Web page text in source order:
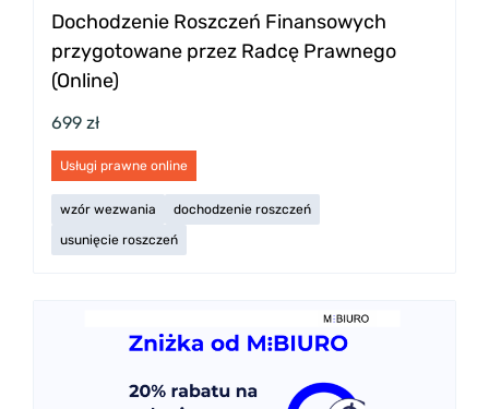
Dochodzenie Roszczeń Finansowych
przygotowane przez Radcę Prawnego
(Online)
699 zł
Usługi prawne online
wzór wezwania
dochodzenie roszczeń
usunięcie roszczeń